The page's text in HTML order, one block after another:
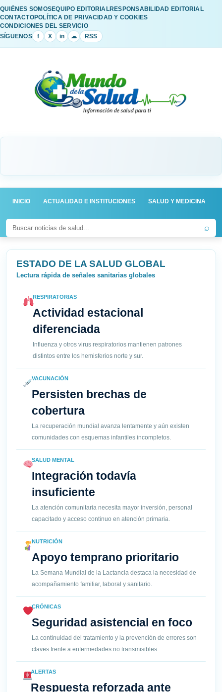
QUIÉNES SOMOSEQUIPO EDITORIALRESPONSABILIDAD EDITORIAL
CONTACTOPOLÍTICA DE PRIVACIDAD Y COOKIES
CONDICIONES DEL SERVICIO
SÍGUENOS
f X in ☁ RSS
INICIO ACTUALIDAD E INSTITUCIONES SALUD Y MEDICINA
⌕
ESTADO DE LA SALUD GLOBAL
Lectura rápida de señales sanitarias globales
RESPIRATORIAS
Actividad estacional
diferenciada
Influenza y otros virus respiratorios mantienen patrones
distintos entre los hemisferios norte y sur.
VACUNACIÓN
Persisten brechas de
cobertura
La recuperación mundial avanza lentamente y aún existen
comunidades con esquemas infantiles incompletos.
SALUD MENTAL
Integración todavía
insuficiente
La atención comunitaria necesita mayor inversión, personal
capacitado y acceso continuo en atención primaria.
NUTRICIÓN
Apoyo temprano prioritario
La Semana Mundial de la Lactancia destaca la necesidad de
acompañamiento familiar, laboral y sanitario.
CRÓNICAS
Seguridad asistencial en foco
La continuidad del tratamiento y la prevención de errores son
claves frente a enfermedades no transmisibles.
ALERTAS
Respuesta reforzada ante